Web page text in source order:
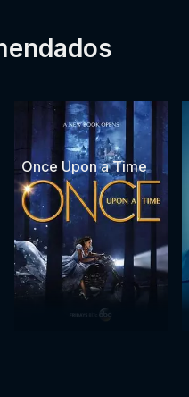
Once Upon a Time